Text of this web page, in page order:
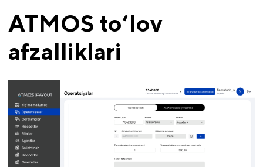
ATMOS to‘lov
afzalliklari